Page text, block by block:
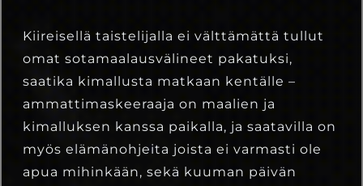
Kiireisellä taistelijalla ei välttämättä tullut
omat sotamaalausvälineet pakatuksi,
saatika kimallusta matkaan kentälle –
ammattimaskeeraaja on maalien ja
kimalluksen kanssa paikalla, ja saatavilla on
myös elämänohjeita joista ei varmasti ole
apua mihinkään, sekä kuuman päivän